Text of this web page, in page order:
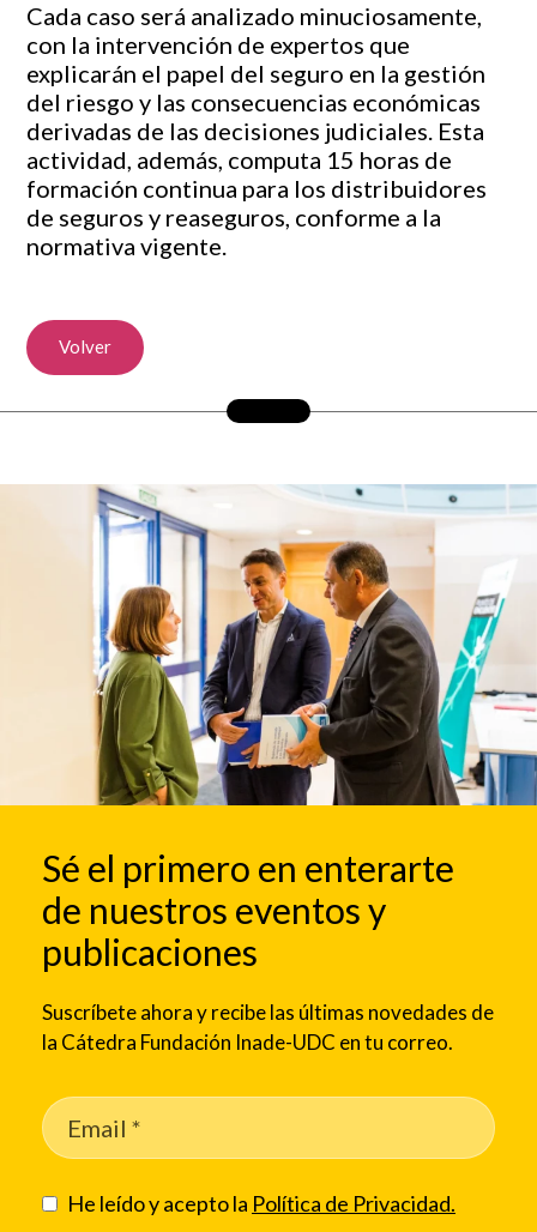
Cada caso será analizado minuciosamente,
con la intervención de expertos que
explicarán el papel del seguro en la gestión
del riesgo y las consecuencias económicas
derivadas de las decisiones judiciales. Esta
actividad, además, computa 15 horas de
formación continua para los distribuidores
de seguros y reaseguros, conforme a la
normativa vigente.
Volver
Sé el primero en enterarte
de nuestros eventos y
publicaciones
Suscríbete ahora y recibe las últimas novedades de
la Cátedra Fundación Inade-UDC en tu correo.
He leído y acepto la Política de Privacidad.